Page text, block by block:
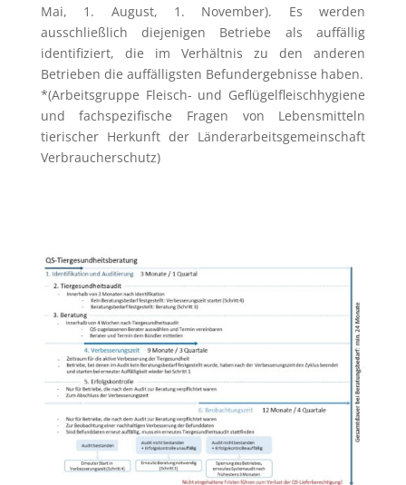
Mai, 1. August, 1. November). Es werden
ausschließlich diejenigen Betriebe als auffällig
identifiziert, die im Verhältnis zu den anderen
Betrieben die auffälligsten Befundergebnisse haben.
*(Arbeitsgruppe Fleisch- und Geflügelfleischhygiene
und fachspezifische Fragen von Lebensmitteln
tierischer Herkunft der Länderarbeitsgemeinschaft
Verbraucherschutz)